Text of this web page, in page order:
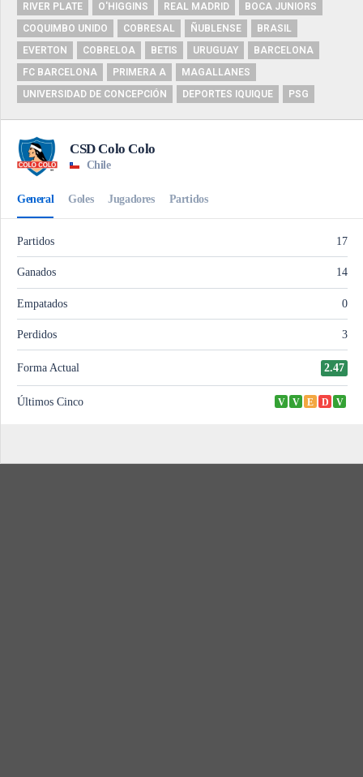
RIVER PLATE
O'HIGGINS REAL MADRID
BOCA JUNIORS
COQUIMBO UNIDO
COBRESAL ÑUBLENSE
BRASIL
EVERTON
COBRELOA BETIS URUGUAY
BARCELONA
FC BARCELONA
PRIMERA A
MAGALLANES
UNIVERSIDAD DE CONCEPCIÓN
DEPORTES IQUIQUE PSG